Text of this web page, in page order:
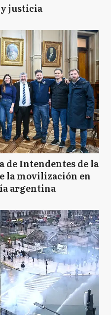
justicia
de Intendentes de la
la movilización en
argentina